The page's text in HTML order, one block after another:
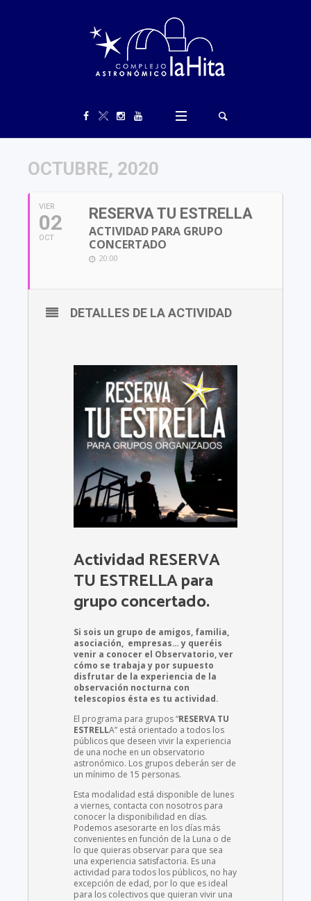
OCTUBRE, 2020
VIER
02
OCT
RESERVA TU ESTRELLA
ACTIVIDAD PARA GRUPO
CONCERTADO
20:00
DETALLES DE LA ACTIVIDAD
Actividad RESERVA
TU ESTRELLA para
grupo concertado.
Si sois un grupo de amigos, familia,
asociación, empresas… y queréis
venir a conocer el Observatorio, ver
cómo se trabaja y por supuesto
disfrutar de la experiencia de la
observación nocturna con
telescopios ésta es tu actividad.
El programa para grupos “RESERVA TU
ESTRELLA” está orientado a todos los
públicos que deseen vivir la experiencia
de una noche en un observatorio
astronómico. Los grupos deberán ser de
un mínimo de 15 personas.
Esta modalidad está disponible de lunes
a viernes, contacta con nosotros para
conocer la disponibilidad en días.
Podemos asesorarte en los días más
convenientes en función de la Luna o de
lo que quieras observar para que sea
una experiencia satisfactoria. Es una
actividad para todos los públicos, no hay
excepción de edad, por lo que es ideal
para los colectivos que quieran vivir una